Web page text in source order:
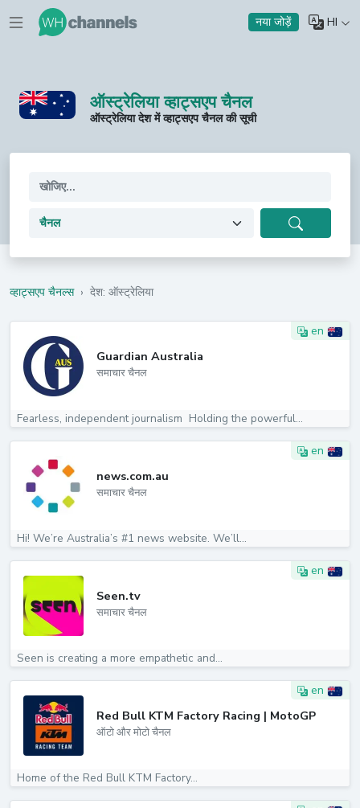
नया जोड़ें HI
ऑस्ट्रेलिया व्हाट्सएप चैनल
ऑस्ट्रेलिया देश में व्हाट्सएप चैनल की सूची
व्हाट्सएप चैनल्स › देश: ऑस्ट्रेलिया
en
Guardian Australia
समाचार चैनल
Fearless, independent journalism ️ Holding the powerful...
en
news.com.au
समाचार चैनल
Hi! We’re Australia’s #1 news website. We’ll...
en
Seen.tv
समाचार चैनल
Seen is creating a more empathetic and...
en
Red Bull KTM Factory Racing | MotoGP
ऑटो और मोटो चैनल
Home of the Red Bull KTM Factory...